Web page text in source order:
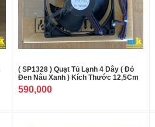
( SP1328 ) Quạt Tủ Lạnh 4 Dây ( Đỏ
Đen Nâu Xanh ) Kích Thước 12,5Cm
590,000